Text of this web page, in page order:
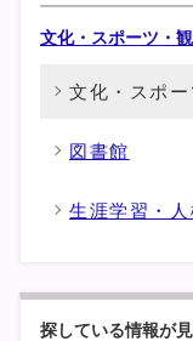
文化・スポーツ・
文化・スポ
図書館
生涯学習・人
探している情報が